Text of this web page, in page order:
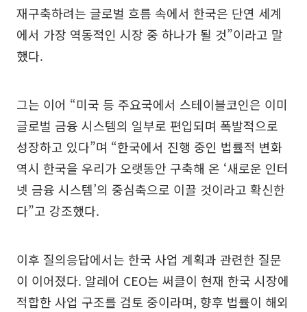
재구축하려는 글로벌 흐름 속에서 한국은 단연 세계
에서 가장 역동적인 시장 중 하나가 될 것”이라고 말
했다.
그는 이어 “미국 등 주요국에서 스테이블코인은 이미
글로벌 금융 시스템의 일부로 편입되며 폭발적으로
성장하고 있다”며 “한국에서 진행 중인 법률적 변화
역시 한국을 우리가 오랫동안 구축해 온 ‘새로운 인터
넷 금융 시스템’의 중심축으로 이끌 것이라고 확신한
다”고 강조했다.
이후 질의응답에서는 한국 사업 계획과 관련한 질문
이 이어졌다. 알레어 CEO는 써클이 현재 한국 시장에
적합한 사업 구조를 검토 중이라며, 향후 법률이 해외